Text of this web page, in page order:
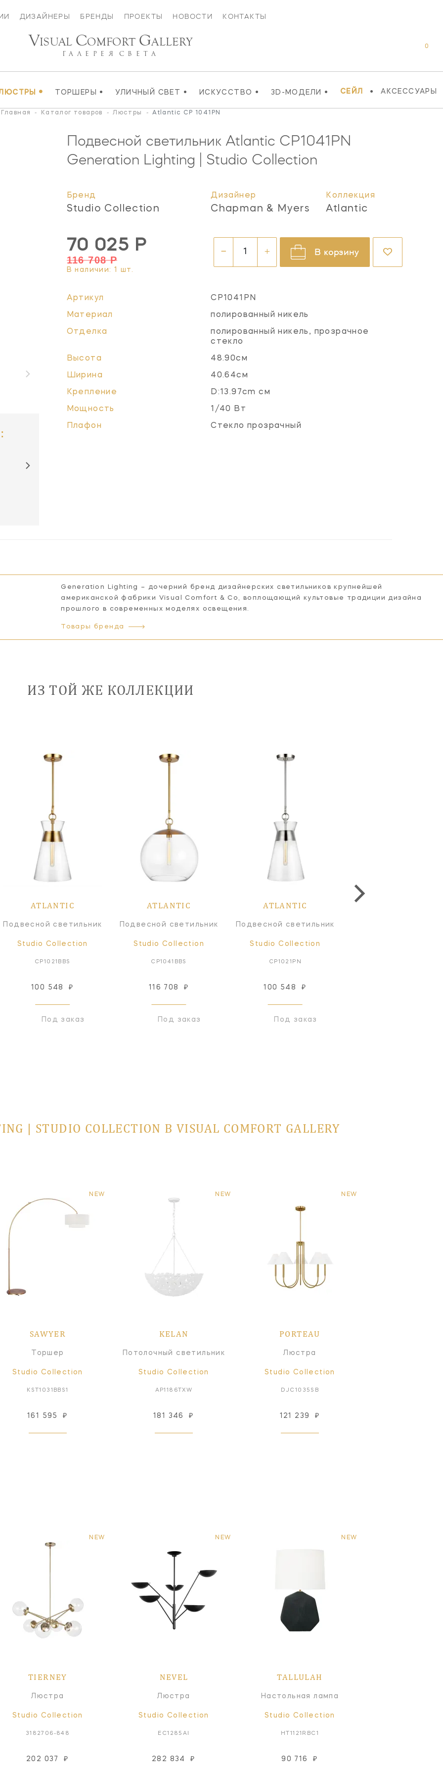
ДИЗАЙНЕРЫ БРЕНДЫ ПРОЕКТЫ НОВОСТИ КОНТАКТЫ
• ТОРШЕРЫ • УЛИЧНЫЙ СВЕТ • ИСКУССТВО • 3D-МОДЕЛИ • СЕЙЛ • АКСЕССУАРЫ
0
VISUAL COMFORT GALLERY
ГАЛЕРЕЯ СВЕТА
Главная - Каталог товаров - Люстры - Atlantic CP 1041PN
Подвесной светильник Atlantic CP1041PN
Generation Lighting | Studio Collection
Бренд
Studio Collection
Дизайнер
Chapman & Myers
Коллекция
Atlantic
70 025 Р
116 708 Р
В наличии: 1 шт.
В корзину
Артикул CP1041PN
Материал полированный никель
Отделка
полированный никель, прозрачное
стекло
Высота 48.90см
Ширина 40.64см
Крепление D:13.97cm см
Мощность 1/40 Вт
Плафон Стекло прозрачный
Generation Lighting – дочерний бренд дизайнерских светильников крупнейшей
американской фабрики Visual Comfort & Co, воплощающий культовые традиции дизайна
прошлого в современных моделях освещения.
Товары бренда
ИЗ ТОЙ ЖЕ КОЛЛЕКЦИИ
ATLANTIC
Подвесной светильник
Studio Collection
CP1021BBS
100 548 ₽
Под заказ
ATLANTIC
Подвесной светильник
Studio Collection
CP1041BBS
116 708 ₽
Под заказ
ATLANTIC
Подвесной светильник
Studio Collection
CP1021PN
100 548 ₽
Под заказ
| STUDIO COLLECTION В VISUAL COMFORT GALLERY
NEW
SAWYER
Торшер
Studio Collection
KST1031BBS1
161 595 ₽
NEW
KELAN
Потолочный светильник
Studio Collection
AP1186TXW
181 346 ₽
NEW
PORTEAU
Люстра
Studio Collection
DJC1035SB
121 239 ₽
NEW
TIERNEY
Люстра
Studio Collection
3182706-848
202 037 ₽
NEW
NEVEL
Люстра
Studio Collection
EC1285AI
282 834 ₽
NEW
TALLULAH
Настольная лампа
Studio Collection
HT1121RBC1
90 716 ₽